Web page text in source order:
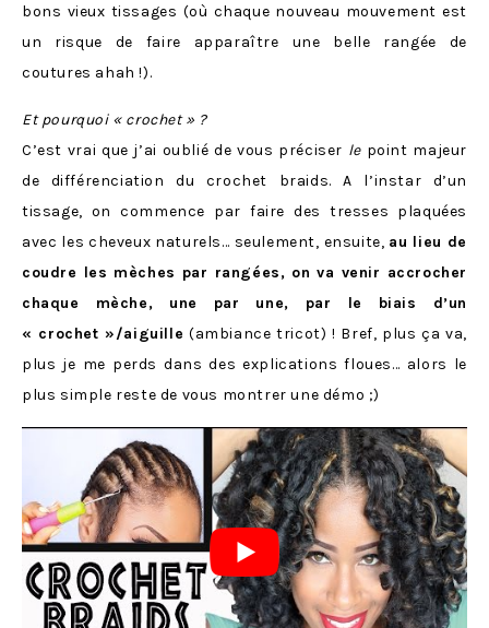
bons vieux tissages (où chaque nouveau mouvement est
un risque de faire apparaître une belle rangée de
coutures ahah !).
Et pourquoi « crochet » ?
C’est vrai que j’ai oublié de vous préciser lepoint majeur
de différenciation du crochet braids. A l’instar d’un
tissage, on commence par faire des tresses plaquées
avec les cheveux naturels… seulement, ensuite, au lieu de
coudre les mèches par rangées, on va venir accrocher
chaque mèche, une par une, par le biais d’un
« crochet »/aiguille (ambiance tricot) ! Bref, plus ça va,
plus je me perds dans des explications floues… alors le
plus simple reste de vous montrer une démo ;)